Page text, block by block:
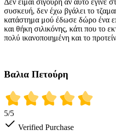
Δεν είμαι σίγουρη αν αυτό έγινε
συσκευή, δεν έχω βγάλει το
κατάστημα μού έδωσε δώρο ένα
και θήκη σιλικόνης, κάτι που το
πολύ ικανοποιημένη και το
Βαλια Πετούρη
5/5
Verified Purchase